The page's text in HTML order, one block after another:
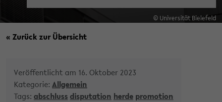
© Universität Bielefeld
« Zurück zur Übersicht
Veröffentlicht am 16. Oktober 2023
Kategorie: Allgemein
Tags: abschlussdisputation herde promotion